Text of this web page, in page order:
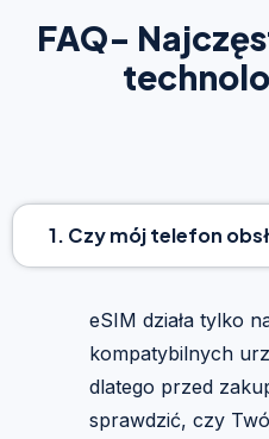
FAQ-
1. Czy mój telefon
eSIM działa tylko
kompatybilnych
dlatego przed
sprawdzić, czy